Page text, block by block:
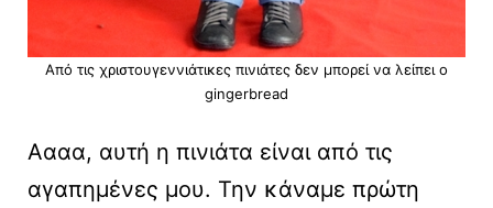
Από τις χριστουγεννιάτικες πινιάτες δεν μπορεί να λείπει o
gingerbread
Αααα, αυτή η πινιάτα είναι από τις
αγαπημένες μου. Την κάναμε πρώτη